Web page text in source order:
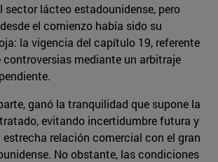
sector lácteo estadounidense, pero
el comienzo había sido su
la vigencia del capítulo 19, referente
controversias mediante un arbitraje
ganó la tranquilidad que supone la
evitando incertidumbre futura y
relación comercial con el gran
No obstante, las condiciones